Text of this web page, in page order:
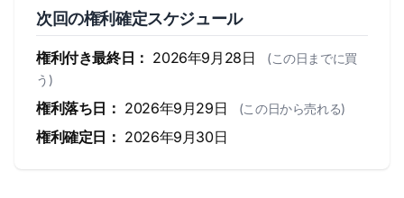
次回の権利確定スケジュール
権利付き最終日： 2026年9月28日
(この日までに買
う)
権利落ち日： 2026年9月29日 (この日から売れる)
権利確定日： 2026年9月30日